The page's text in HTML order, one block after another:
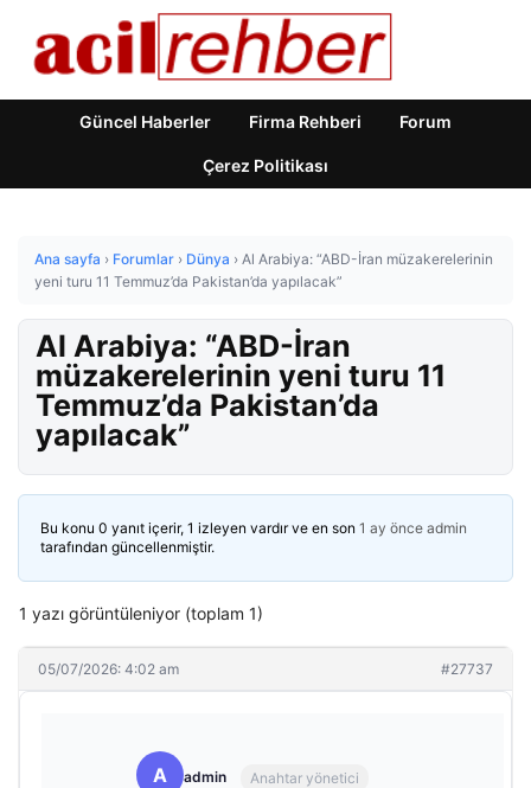
Güncel Haberler Firma Rehberi Forum
Çerez Politikası
Ana sayfa › Forumlar › Dünya › Al Arabiya: “ABD-İran müzakerelerinin
yeni turu 11 Temmuz’da Pakistan’da yapılacak”
Al Arabiya: “ABD-İran
müzakerelerinin yeni turu 11
Temmuz’da Pakistan’da
yapılacak”
Bu konu 0 yanıt içerir, 1 izleyen vardır ve en son 1 ay önce admin
tarafından güncellenmiştir.
1 yazı görüntüleniyor (toplam 1)
05/07/2026: 4:02 am #27737
A admin Anahtar yönetici